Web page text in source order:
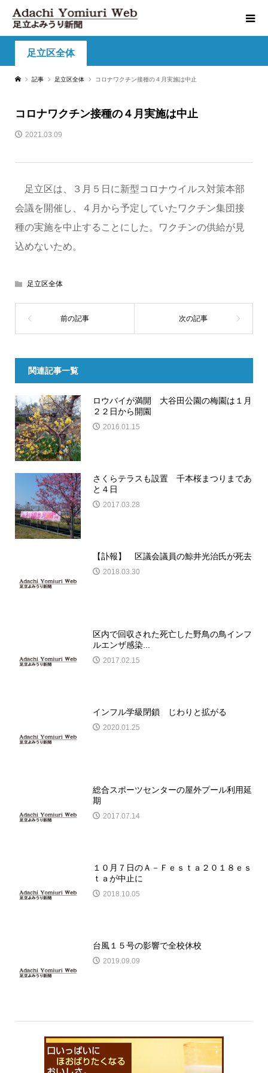
足立区全体
記事 足立区全体 コロナワクチン接種の４月実施は中止
コロナワクチン接種の４月実施は中止
2021.03.09
足立区は、３月５日に新型コロナウイルス対策本部
会議を開催し、４月から予定していたワクチン集団接
種の実施を中止することにした。ワクチンの供給が見
込めないため。
足立区全体
関連記事一覧
ロウバイが満開 大谷田公園の梅園は１月
２２日から開園
2016.01.15
さくらテラスも設置 千本桜まつりまであ
と４日
2017.03.28
【訃報】 区議会議員の鯨井光治氏が死去
2018.03.30
区内で回収された死亡した野鳥の鳥インフ
ルエンザ感染...
2017.02.15
インフル学級閉鎖 じわりと拡がる
2020.01.25
総合スポーツセンターの屋外プール利用延
期
2017.07.14
１０月７日のＡ－Ｆｅｓｔａ２０１８ｅｓ
ｔａが中止に
2018.10.05
台風１５号の影響で全校休校
2019.09.09